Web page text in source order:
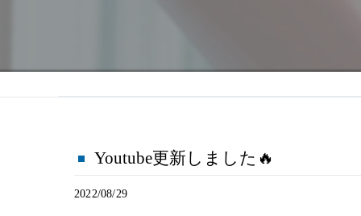
Youtube更新しました🔥
2022/08/29